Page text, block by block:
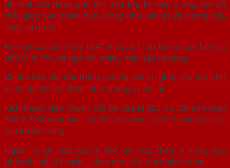
Bề mặt cửa được phủ lên một lớp bề mặt giống vân gỗ
thật giúp sản phẩm đẹp, trông như vân gỗ và chống trầy
xước và nước
Độ dày của cánh cửa là 40 mm: có 2 lớp bên ngoài bề mặt
phủ Film PVC vâ ngỗ với nhiều màu sắc đa dạng
Khuôn cửa lắp đặt thêm gioăng cao su giúp cửa kín khít
và đóng mở cửa được nhẹ nhàng và êm ái
Kích thước tiêu chuẩn của bộ cửa là 800 x 2100 mm hoặc
900 x 2200 mm hoặc có thể dựa theo kích thước yêu cầu
của khách hàng
Ngoài ra bề mặt cửa có thể kết hợp thêm ô kính, đắp
phào chỉ nổi, lá sách,… theo nhu cầu của khách hàng